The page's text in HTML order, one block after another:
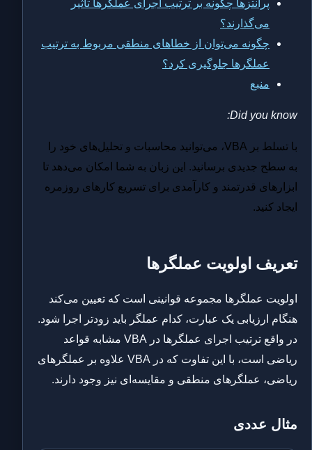
پرانتزها چگونه بر ترتیب اجرای عملگرها تأثیر
می‌گذارند؟
چگونه می‌توان از خطاهای منطقی مربوط به ترتیب
عملگرها جلوگیری کرد؟
منبع
Did you know:
با تسلط بر VBA، می‌توانید محاسبات و تحلیل‌های خود را
به سطح جدیدی برسانید. این زبان به شما امکان می‌دهد تا
ابزارهای قدرتمند و کارآمدی برای تسریع کارهای روزمره
ایجاد کنید.
تعریف اولویت عملگرها
اولویت عملگرها مجموعه قوانینی است که تعیین می‌کند
هنگام ارزیابی یک عبارت، کدام عملگر باید زودتر اجرا شود.
در واقع ترتیب اجرای عملگرها در VBA مشابه قواعد
ریاضی است، با این تفاوت که در VBA علاوه بر عملگرهای
ریاضی، عملگرهای منطقی و مقایسه‌ای نیز وجود دارند.
مثال عددی